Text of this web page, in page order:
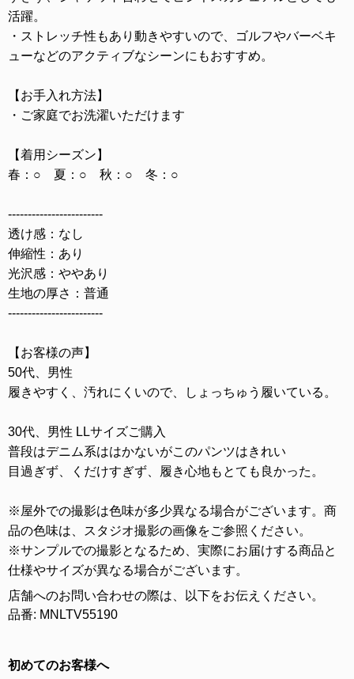
活躍。
・ストレッチ性もあり動きやすいので、ゴルフやバーベキ
ューなどのアクティブなシーンにもおすすめ。
【お手入れ方法】
・ご家庭でお洗濯いただけます
【着用シーズン】
春：○ 夏：○ 秋：○ 冬：○
------------------------
透け感：なし
伸縮性：あり
光沢感：ややあり
生地の厚さ：普通
------------------------
【お客様の声】
50代、男性
履きやすく、汚れにくいので、しょっちゅう履いている。
30代、男性 LLサイズご購入
普段はデニム系ははかないがこのパンツはきれい
目過ぎず、くだけすぎず、履き心地もとても良かった。
※屋外での撮影は色味が多少異なる場合がございます。商
品の色味は、スタジオ撮影の画像をご参照ください。
※サンプルでの撮影となるため、実際にお届けする商品と
仕様やサイズが異なる場合がございます。
店舗へのお問い合わせの際は、以下をお伝えください。
品番: MNLTV55190
初めてのお客様へ